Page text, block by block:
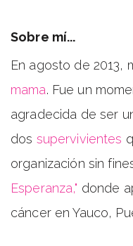
Sobre mí...
En agosto de 2013,
mama. Fue un
agradecida de ser
dos supervivientes
organización sin
Esperanza," donde
cáncer en Yauco,